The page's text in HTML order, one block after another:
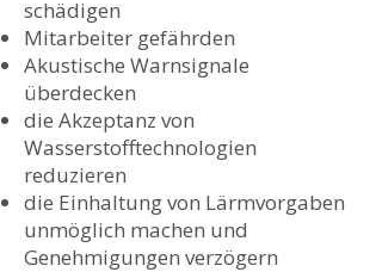
schädigen
Mitarbeiter gefährden
Akustische Warnsignale
überdecken
die Akzeptanz von
Wasserstofftechnologien
reduzieren
die Einhaltung von Lärmvorgaben
unmöglich machen und
Genehmigungen verzögern